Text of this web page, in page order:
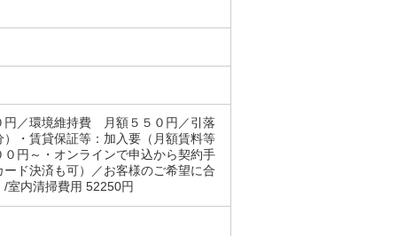
／環境維持費 月額５５０円／引落
・賃貸保証等：加入要（月額賃料等
円～・オンラインで申込から契約手
ド決済も可）／お客様のご希望に合
室内清掃費用 52250円